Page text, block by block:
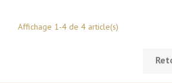
Affichage 1-4 de 4 article(s)